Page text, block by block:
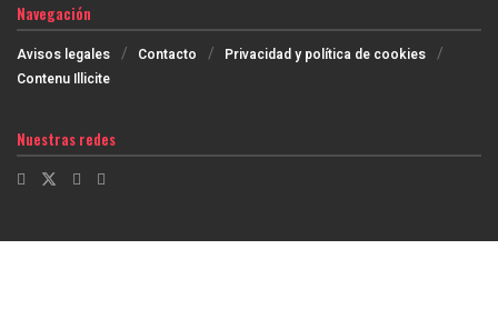
Navegación
Avisos legales Contacto
Privacidad y política de cookies
Contenu Illicite
Nuestras redes